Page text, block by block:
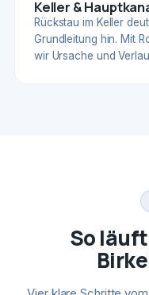
Keller &
Rückstau im Keller
Grundleitung hin. Mit
wir Ursache und
So